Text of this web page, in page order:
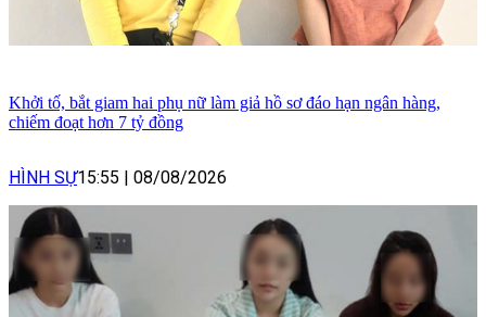
Khởi tố, bắt giam hai phụ nữ làm giả hồ sơ đáo hạn ngân hàng,
chiếm đoạt hơn 7 tỷ đồng
HÌNH SỰ15:55 | 08/08/2026